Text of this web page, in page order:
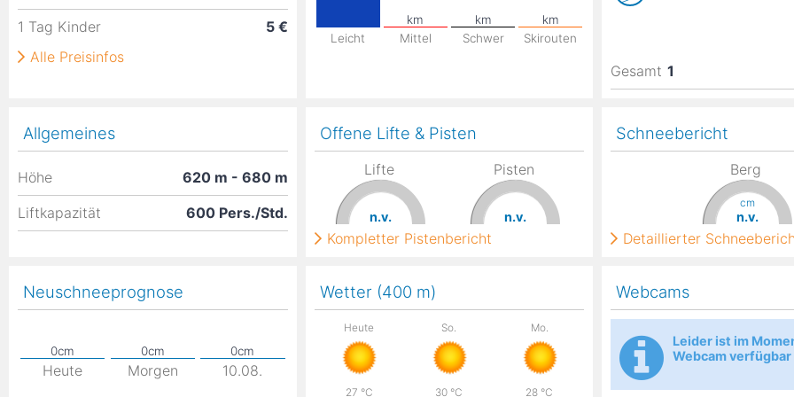
Allgemeines
Höhe 620 m - 680 m
Liftkapazität
600 Pers./Std.
Gesamt 1
Leicht Mittel Schwer Skirouten
Wetter (400 m)
Heute
27 °C
So.
30 °C
Mo.
28 °C
Webcams
Leider ist im
Webcam verfügbar
Schneebericht
Berg
cm
n.v.
Detaillierter
Neuschneeprognose
Heute Morgen 10.08.
Offene Lifte & Pisten
Lifte
n.v.
Pisten
n.v.
Kompletter Pistenbericht
1 Tag Kinder
5 €
Alle Preisinfos